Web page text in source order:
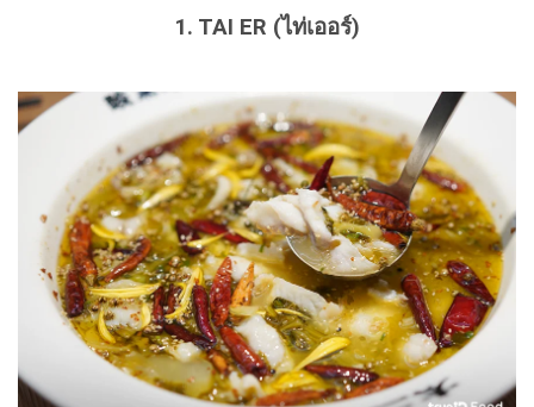
1. TAI ER (ไท่เออร์)